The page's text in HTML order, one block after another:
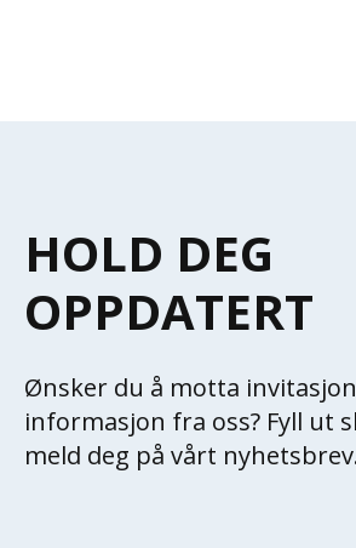
HOLD DEG
OPPDATERT
Ønsker du å motta
informasjon fra oss? Fyll ut
meld deg på vårt